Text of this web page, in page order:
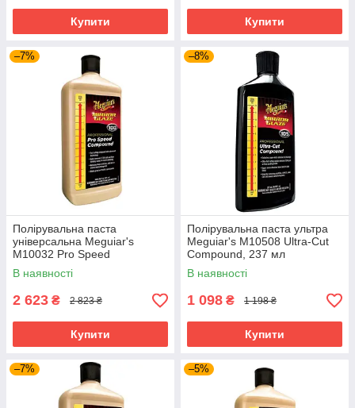
Купити Купити
–7%
Полірувальна паста
універсальна Meguiar's
M10032 Pro Speed
Compound, 946 мл
В наявності
2 623 ₴ 2 823 ₴
Купити
–8%
Полірувальна паста ультра
Meguiar's M10508 Ultra-Cut
Compound, 237 мл
В наявності
1 098 ₴ 1 198 ₴
Купити
–7% –5%